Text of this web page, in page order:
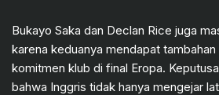
Bukayo Saka dan Declan Rice juga
karena keduanya mendapat
komitmen klub di final Eropa.
bahwa Inggris tidak hanya mengejar